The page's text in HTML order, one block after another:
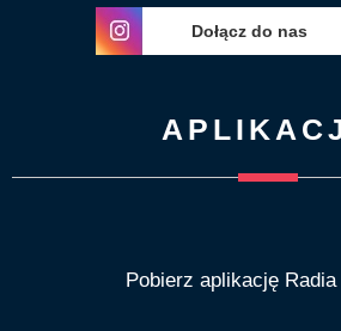
Dołącz do nas
Pobierz aplikację